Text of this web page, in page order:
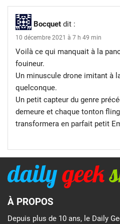
Bocquet dit :
10 décembre 2021 à 7 h 49 min
Voilà ce qui manquait à la
fouineur.
Un minuscule drone imitant à
quelconque.
Un petit capteur du genre
demeure et chaque tonton
transformera en parfait petit
À PROPOS
Depuis plus de 10 ans, le Daily